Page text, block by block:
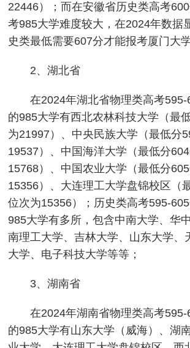
22446）；而在安徽省历史类高考
考985大学难度较大，在2024年数据
史类最低需要607分才能报考厦门大学
2、湖北省
在2024年湖北省物理类高考
的985大学有西北农林科技大学（最
为21997）、中央民族大学（最低分
19537）、中国海洋大学（最低分
15768）、中国农业大学（最低分
15356）、大连理工大学盘锦校区（
位次为15356）；历史类高考595-
985大学有多所，包含中南大学、华
南理工大学、吉林大学、山东大学、
大学、电子科技大学等等；
3、湖南省
在2024年湖南省物理类高考
的985大学有山东大学（威海）、湖